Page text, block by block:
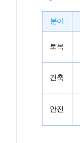
분야
토목
건축
안전